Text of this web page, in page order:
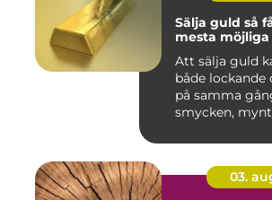
Sälja guld så får du ut
mesta
Att sälja guld
både lockande
på samma
smycken,
03.